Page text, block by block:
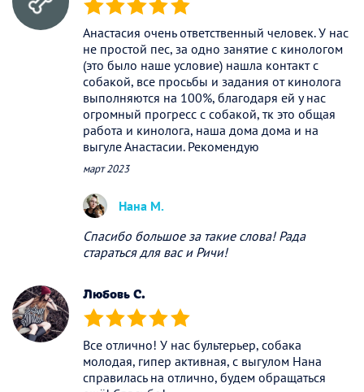
(*) (*) (*) (*) (*)
Анастасия очень ответственный человек. У нас
не простой пес, за одно занятие с кинологом
(это было наше условие) нашла контакт с
собакой, все просьбы и задания от кинолога
выполняются на 100%, благодаря ей у нас
огромный прогресс с собакой, тк это общая
работа и кинолога, наша дома дома и на
выгуле Анастасии. Рекомендую
март 2023
Нана М.
Спасибо большое за такие слова! Рада
стараться для вас и Ричи!
Любовь С.
(*) (*) (*) (*) (*)
Все отлично! У нас бультерьер, собака
молодая, гипер активная, с выгулом Нана
справилась на отлично, будем обращаться